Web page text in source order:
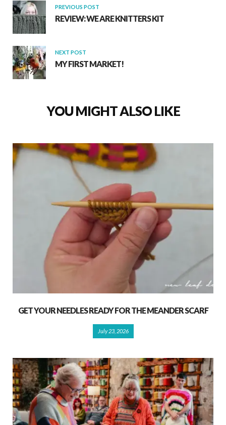
PREVIOUS POST
REVIEW: WE ARE KNITTERS KIT
NEXT POST
MY FIRST MARKET!
YOU MIGHT ALSO LIKE
GET YOUR NEEDLES READY FOR THE MEANDER SCARF
July 23, 2026